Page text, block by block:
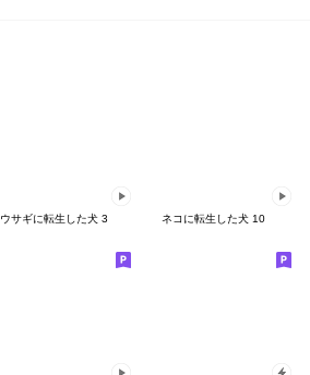
ウサギに転生した犬 3 ネコに転生した犬 10